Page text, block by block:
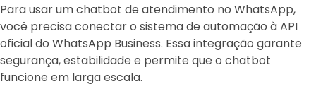
Para usar um chatbot de atendimento no WhatsApp,
você precisa conectar o sistema de automação à API
oficial do WhatsApp Business. Essa integração garante
segurança, estabilidade e permite que o chatbot
funcione em larga escala.